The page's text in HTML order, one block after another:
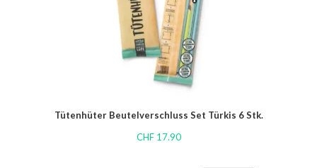
Tütenhüter Beutelverschluss Set Türkis 6 Stk.
CHF17.90